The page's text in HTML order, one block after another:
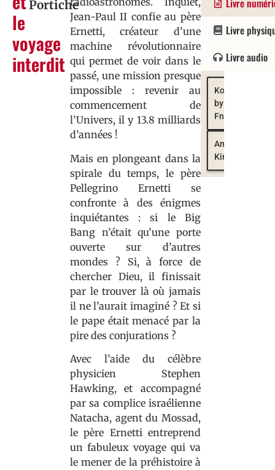
le
voyage
interdit
Portiche
Jean-Paul II confie au père
Ernetti, créateur d’une
machine révolutionnaire
qui permet de voir dans le
passé, une mission presque
impossible : revenir au
commencement de
l’Univers, il y 13.8 milliards
d’années !
Mais en plongeant dans la
spirale du temps, le père
Pellegrino Ernetti se
confronte à des énigmes
inquiétantes : si le Big
Bang n’était qu’une porte
ouverte sur d’autres
mondes ? Si, à force de
chercher Dieu, il finissait
par le trouver là où jamais
il ne l’aurait imaginé ? Et si
le pape était menacé par la
pire des conjurations ?
Avec l’aide du célèbre
physicien Stephen
Hawking, et accompagné
par sa complice israélienne
Natacha, agent du Mossad,
le père Ernetti entreprend
un fabuleux voyage qui va
le mener de la préhistoire à
Livre
Livre
Livre audio
Kobo
by
Fnac
Amazon
Kindle
: